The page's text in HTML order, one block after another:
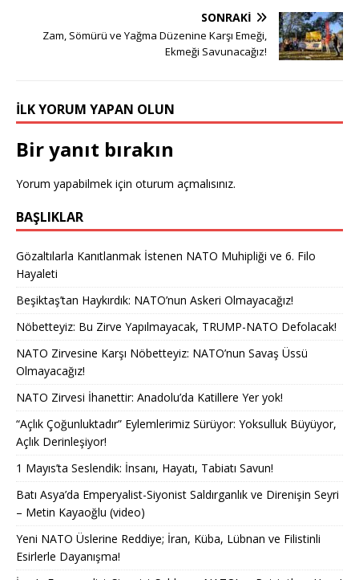
SONRAKI
Zam, Sömürü ve Yağma Düzenine Karşı Emeği,
Ekmeği Savunacağız!
İLK YORUM YAPAN OLUN
Bir yanıt bırakın
Yorum yapabilmek için oturum açmalısınız.
BAŞLIKLAR
Gözaltılarla Kanıtlanmak İstenen NATO Muhipliği ve 6. Filo
Hayaleti
Beşiktaş’tan Haykırdık: NATO’nun Askeri Olmayacağız!
Nöbetteyiz: Bu Zirve Yapılmayacak, TRUMP-NATO Defolacak!
NATO Zirvesine Karşı Nöbetteyiz: NATO’nun Savaş Üssü
Olmayacağız!
NATO Zirvesi İhanettir: Anadolu’da Katillere Yer yok!
“Açlık Çoğunluktadır” Eylemlerimiz Sürüyor: Yoksulluk Büyüyor,
Açlık Derinleşiyor!
1 Mayıs’ta Seslendik: İnsanı, Hayatı, Tabiatı Savun!
Batı Asya’da Emperyalist-Siyonist Saldırganlık ve Direnişin Seyri
– Metin Kayaoğlu (video)
Yeni NATO Üslerine Reddiye; İran, Küba, Lübnan ve Filistinli
Esirlerle Dayanışma!